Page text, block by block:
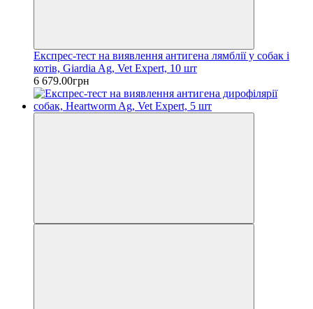
Експрес-тест на виявлення антигена лямблії у собак і
котів, Giardia Ag, Vet Expert, 10 шт
6 679.00грн